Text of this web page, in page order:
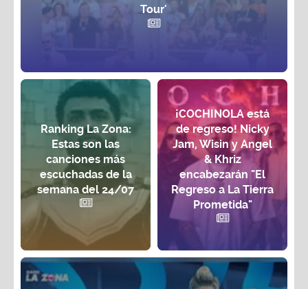
Tour'
Ranking La Zona:
Estas son las
canciones más
escuchadas de la
semana del 24/07
¡COCHINOLA está
de regreso! Nicky
Jam, Wisin y Angel
& Khriz
encabezarán "El
Regreso a La Tierra
Prometida"